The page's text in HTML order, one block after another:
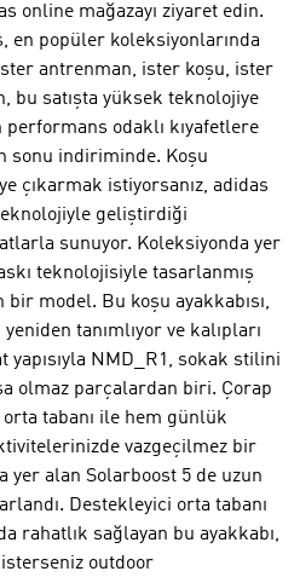
online mağazayı ziyaret edin.
en popüler koleksiyonlarında
antrenman, ister koşu, ister
bu satışta yüksek teknolojiye
odaklı kıyafetlere
sonu indiriminde. Koşu
çıkarmak istiyorsanız, adidas
geliştirdiği
sunuyor. Koleksiyonda yer
teknolojisiyle tasarlanmış
model. Bu koşu ayakkabısı,
tanımlıyor ve kalıpları
yapısıyla NMD_R1, sokak stilini
olmaz parçalardan biri. Çorap
orta tabanı ile hem günlük
vazgeçilmez bir
yer alan Solarboost 5 de uzun
Destekleyici orta tabanı
rahatlık sağlayan bu ayakkabı,
outdoor